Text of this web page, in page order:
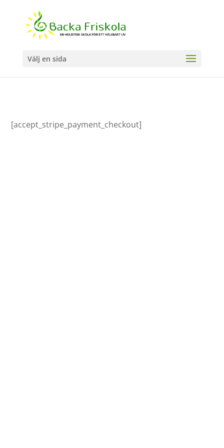
Välj en sida
[accept_stripe_payment_checkout]